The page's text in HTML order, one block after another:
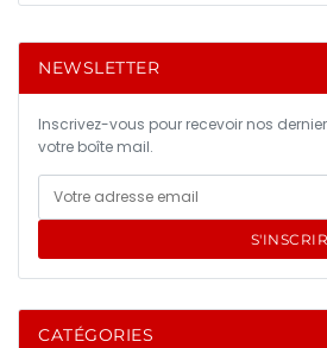
NEWSLETTER
Inscrivez-vous pour recevoir nos
votre boîte mail.
CATÉGORIES